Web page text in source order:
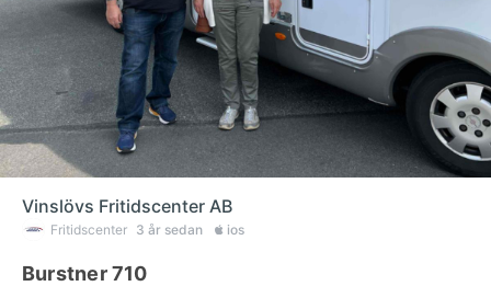
Vinslövs Fritidscenter AB
Fritidscenter 3 år sedan ios
Burstner 710